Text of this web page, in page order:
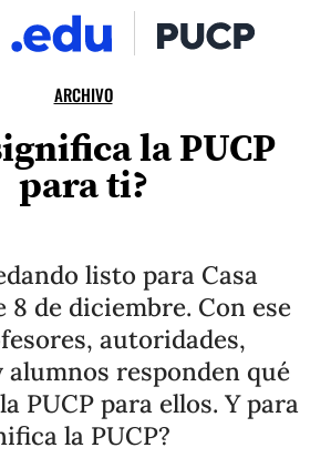
ARCHIVO
la PUCP
para ti?
listo para Casa
8 de diciembre. Con ese
autoridades,
alumnos responden qué
PUCP para ellos. Y para
la PUCP?